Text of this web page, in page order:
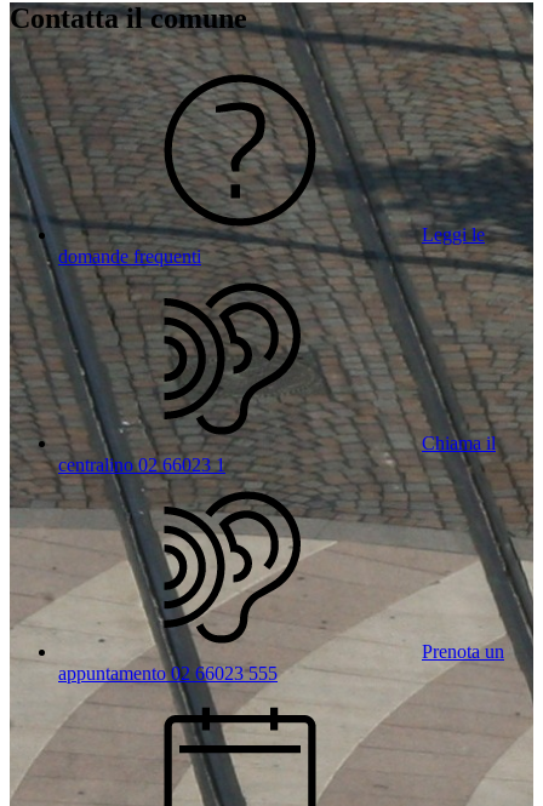
Contatta il comune
Leggi le
domande frequenti
Chiama il
centralino 02 66023 1
Prenota un
appuntamento 02 66023 555